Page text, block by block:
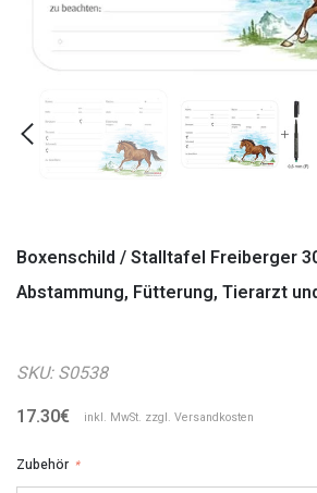
Boxenschild / Stalltafel Freiberger
Abstammung, Fütterung, Tierarzt
SKU: S0538
17.30€
inkl. MwSt. zzgl. Versandkosten
Zubehör *